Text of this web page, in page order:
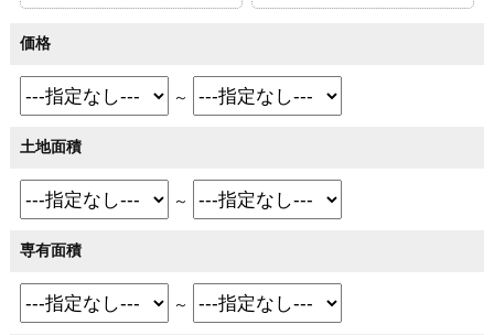
価格
～
土地面積
～
専有面積
～